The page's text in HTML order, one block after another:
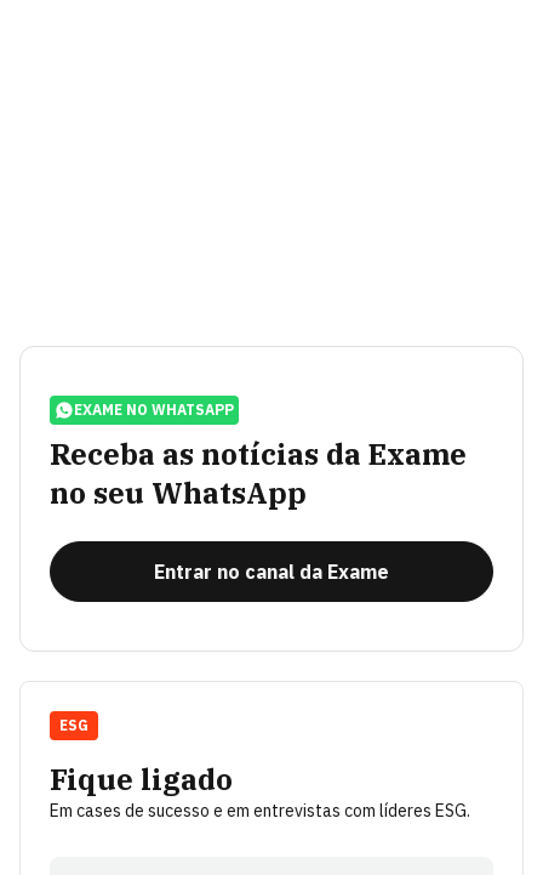
EXAME NO WHATSAPP
Receba as notícias da Exame
no seu WhatsApp
Entrar no canal da Exame
Fique ligado
Em cases de sucesso e em entrevistas com líderes ESG.
ESG